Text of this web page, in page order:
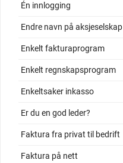
Én innlogging
Endre navn på aksjeselskap
Enkelt fakturaprogram
Enkelt regnskapsprogram
Enkeltsaker inkasso
Er du en god leder?
Faktura fra privat til bedrift
Faktura på nett